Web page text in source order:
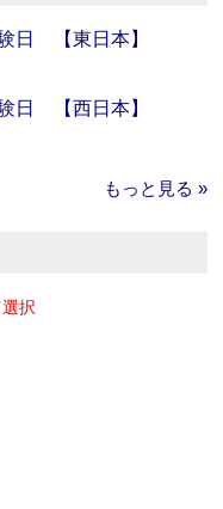
日 【東日本】
日 【西日本】
もっと見る »
択